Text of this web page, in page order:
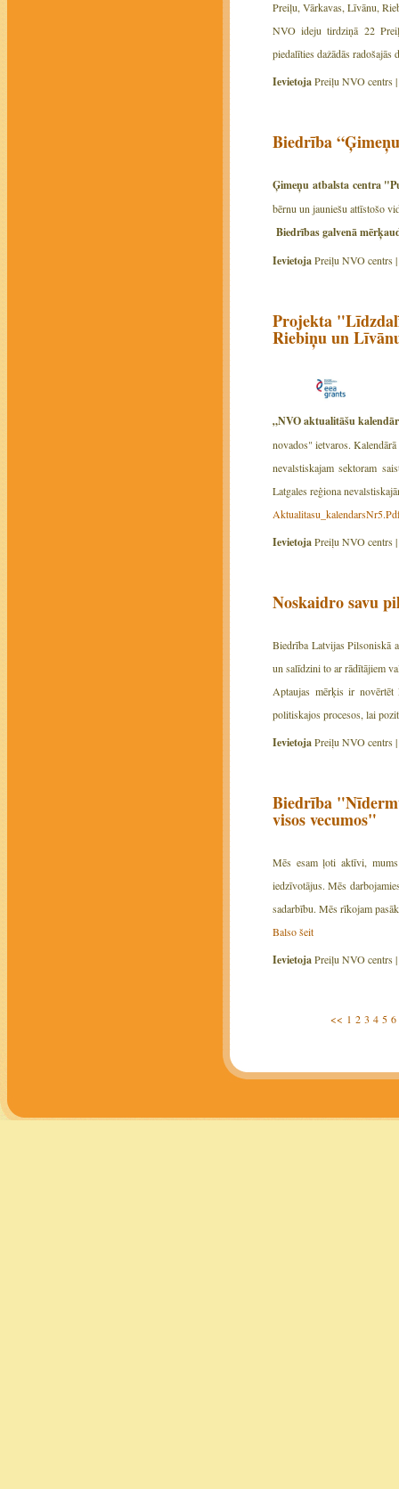
Preiļu, Vārkavas, Līvānu,
NVO ideju tirdziņā 22
piedalīties dažādās
IevietojaPreiļu NVO centrs |
Biedrība
Ģimeņu atbalsta centra
bērnu un jauniešu attīstošo
Biedrības galvenā
IevietojaPreiļu NVO centrs |
Projekta
Riebiņu un
„NVO aktualitāšu
novados" ietvaros.
nevalstiskajam sektoram
Latgales reģiona
IevietojaPreiļu NVO centrs |
Noskaidro savu
Biedrība Latvijas Pilsoniskā
un salīdzini to ar rādītājiem
Aptaujas mērķis ir novērtēt
politiskajos procesos, lai
IevietojaPreiļu NVO centrs |
Biedrība
visos vecumos"
Mēs esam ļoti aktīvi,
iedzīvotājus. Mēs
sadarbību. Mēs rīkojam
Balso šeit
IevietojaPreiļu NVO centrs |
<< 1 2 3 4 5 6